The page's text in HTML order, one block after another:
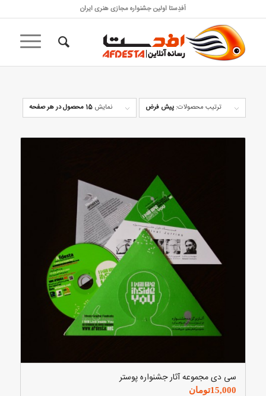
اَفدِستا اولین جشنواره مجازی هنری ایران
ترتیب محصولات: پیش فرض نمایش 15 محصول در هر صفحه
سی دی مجموعه آثار جشنواره پوستر
15,000تومان